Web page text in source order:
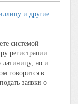
и другие
системой
регистрации
латиницу, но и
говорится в
заявки о